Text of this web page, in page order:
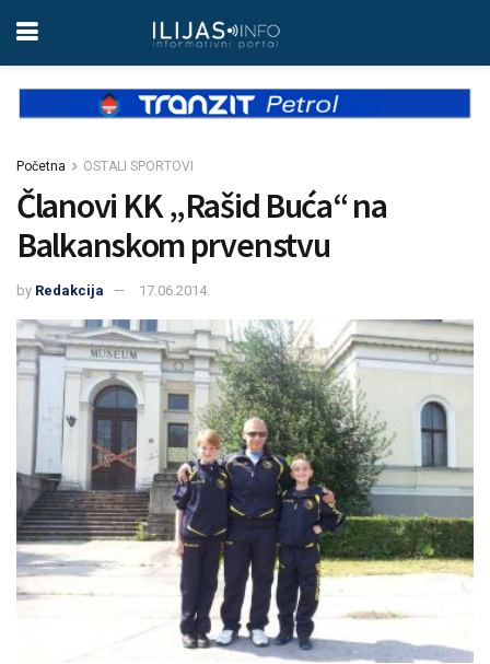
Početna OSTALI SPORTOVI
Članovi KK „Rašid Buća“ na
Balkanskom prvenstvu
by Redakcija 17.06.2014.